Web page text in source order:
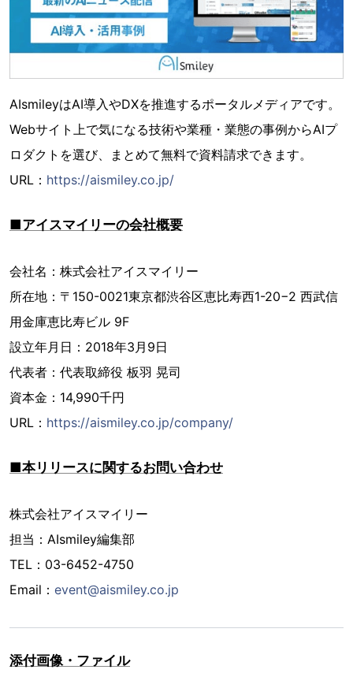
AIsmileyはAI導入やDXを推進するポータルメディアです。
Webサイト上で気になる技術や業種・業態の事例からAIプ
ロダクトを選び、まとめて無料で資料請求できます。
URL： https://aismiley.co.jp/
■アイスマイリーの会社概要
会社名：株式会社アイスマイリー
所在地：〒150-0021東京都渋谷区恵比寿西1-20−2 西武信
用金庫恵比寿ビル 9F
設立年月日：2018年3月9日
代表者：代表取締役 板羽 晃司
資本金：14,990千円
URL： https://aismiley.co.jp/company/
■本リリースに関するお問い合わせ
株式会社アイスマイリー
担当：AIsmiley編集部
TEL：03-6452-4750
Email： event@aismiley.co.jp
添付画像・ファイル